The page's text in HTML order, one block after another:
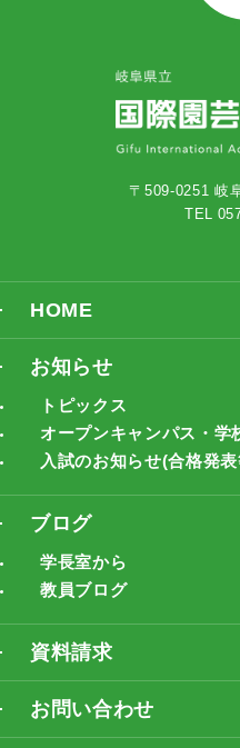
〒509-0251 岐
TEL
HOME
お知らせ
トピックス
オープンキャンパス・学
入試のお知らせ(合格発
ブログ
学長室から
教員ブログ
資料請求
お問い合わせ